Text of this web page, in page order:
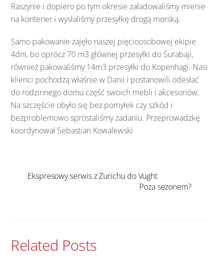
Raszynie i dopiero po tym okresie załadowaliśmy mienie
na kontener i wysłaliśmy przesyłkę drogą morską.
Samo pakowanie zajęło naszej pięcioosobowej ekipie
4dni, bo oprócz 70 m3 głównej przesyłki do Surabaji,
również pakowaliśmy 14m3 przesyłki do Kopenhagi. Nasi
klienci pochodzą właśnie w Danii i postanowili odesłać
do rodzinnego domu część swoich mebli i akcesoriów.
Na szczęście obyło się bez pomyłek czy szkód i
bezproblemowo sprostaliśmy zadaniu. Przeprowadzkę
koordynował Sebastian Kowalewski
Ekspresowy serwis z Zurichu do Vught
Poza sezonem?
Related Posts